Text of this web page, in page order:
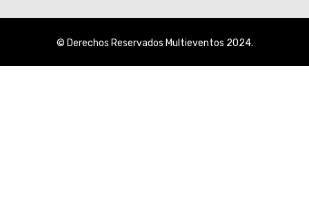
© Derechos Reservados Multieventos 2024.